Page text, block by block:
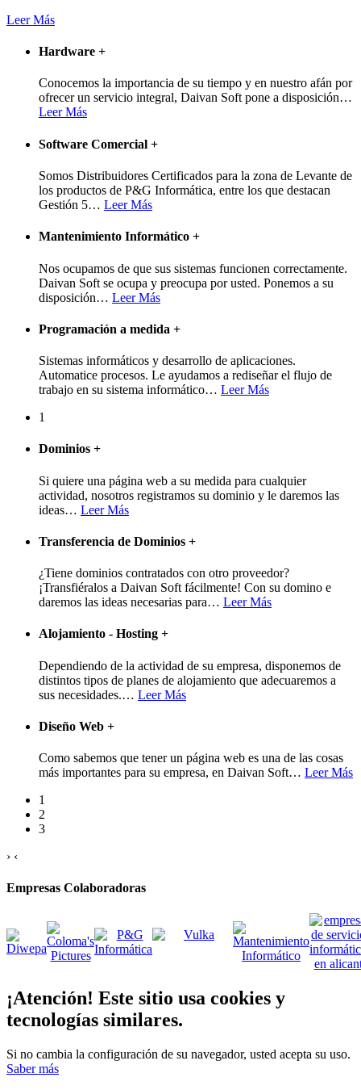
Leer Más
Hardware +
Conocemos la importancia de su tiempo y en nuestro afán por
ofrecer un servicio integral, Daivan Soft pone a disposición…
Leer Más
Software Comercial +
Somos Distribuidores Certificados para la zona de Levante de
los productos de P&G Informática, entre los que destacan
Gestión 5… Leer Más
Mantenimiento Informático +
Nos ocupamos de que sus sistemas funcionen correctamente.
Daivan Soft se ocupa y preocupa por usted. Ponemos a su
disposición… Leer Más
Programación a medida +
Sistemas informáticos y desarrollo de aplicaciones.
Automatice procesos. Le ayudamos a rediseñar el flujo de
trabajo en su sistema informático… Leer Más
1
Dominios +
Si quiere una página web a su medida para cualquier
actividad, nosotros registramos su dominio y le daremos las
ideas… Leer Más
Transferencia de Dominios +
¿Tiene dominios contratados con otro proveedor?
¡Transfiéralos a Daivan Soft fácilmente! Con su domino e
daremos las ideas necesarias para… Leer Más
Alojamiento - Hosting +
Dependiendo de la actividad de su empresa, disponemos de
distintos tipos de planes de alojamiento que adecuaremos a
sus necesidades.… Leer Más
Diseño Web +
Como sabemos que tener un página web es una de las cosas
más importantes para su empresa, en Daivan Soft… Leer Más
1
2
3
› ‹
Empresas Colaboradoras
¡Atención! Este sitio usa cookies y
tecnologías similares.
Si no cambia la configuración de su navegador, usted acepta su uso.
Saber más